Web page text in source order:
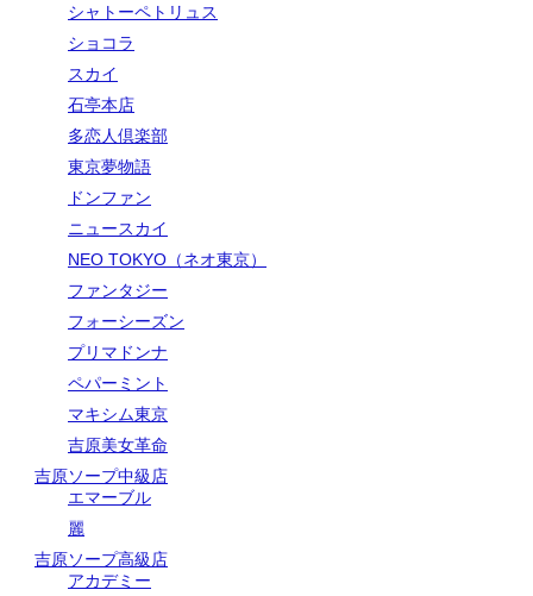
シャトーペトリュス
ショコラ
スカイ
石亭本店
多恋人倶楽部
東京夢物語
ドンファン
ニュースカイ
NEO TOKYO（ネオ東京）
ファンタジー
フォーシーズン
プリマドンナ
ペパーミント
マキシム東京
吉原美女革命
吉原ソープ中級店
エマーブル
麗
吉原ソープ高級店
アカデミー